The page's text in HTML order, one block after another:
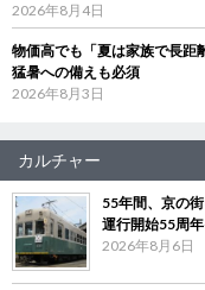
2026年8月4日
物価高でも「夏は家族で長
猛暑への備えも必須
2026年8月3日
カルチャー
55年間、京の
運行開始55周
2026年8月6日